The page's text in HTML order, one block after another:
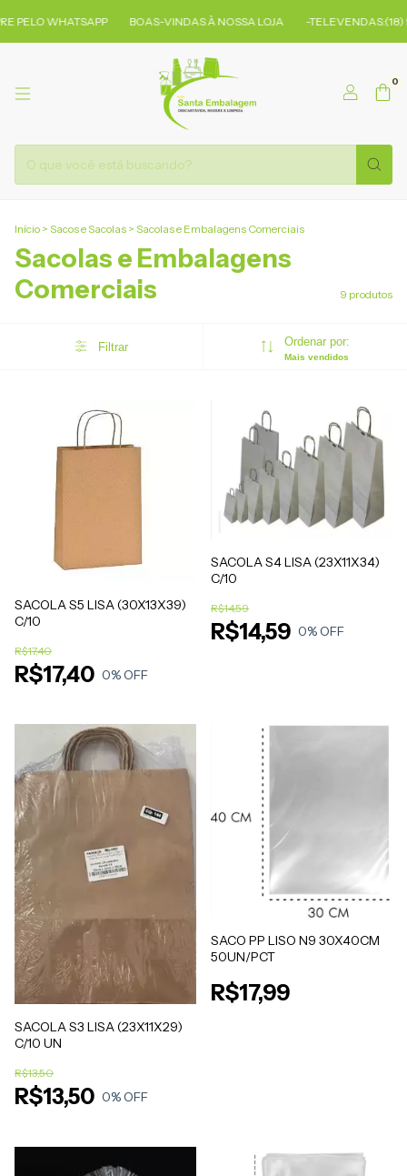
PELO WHATSAPP BOAS-VINDAS À NOSSA LOJA -TELEVENDAS:(18)
0
Início > Sacos e Sacolas > Sacolas e Embalagens Comerciais
Sacolas e Embalagens
Comerciais
9 produtos
Filtrar Ordenar por:
Mais vendidos
SACOLA S5 LISA (30X13X39)
C/10
R$17,40
R$17,40
0% OFF
SACOLA S4 LISA (23X11X34)
C/10
R$14,59
R$14,59
0% OFF
SACOLA S3 LISA (23X11X29)
C/10 UN
R$13,50
R$13,50
0% OFF
SACO PP LISO N9 30X40CM
50UN/PCT
R$17,99